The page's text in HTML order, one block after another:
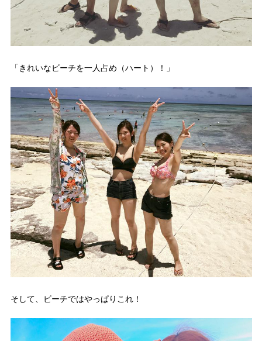
「きれいなビーチを一人占め（ハート）！」
そして、ビーチではやっぱりこれ！